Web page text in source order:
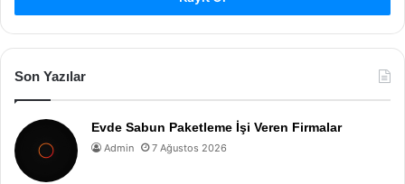
Son Yazılar
Evde Sabun Paketleme İşi Veren Firmalar
Admin 7 Ağustos 2026